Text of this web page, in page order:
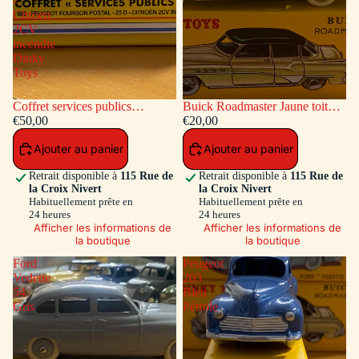
Citroen
2CV
incendie
Dinky
Toys
Coffret services publics
voitures: Peugeot Fourgon
Postal - Citroen 2CV incendie
Dinky Toys
€50,00
Ajouter au panier
Retrait disponible à 115 Rue de
la Croix Nivert
Habituellement prête en
24 heures
Afficher les informations de
la boutique
Buick Roadmaster Jaune toit
Vert
€20,00
Ajouter au panier
Retrait disponible à 115 Rue de
la Croix Nivert
Habituellement prête en
24 heures
Afficher les informations de
la boutique
Ford
Vedette
54
Gris
Peugeot
203
Bleu
Pétrole